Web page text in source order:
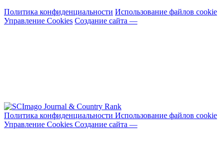
Политика конфиденциальности Использование файлов cookie
Управление Cookies Создание сайта —
Политика конфиденциальности Использование файлов cookie
Управление Cookies Создание сайта —